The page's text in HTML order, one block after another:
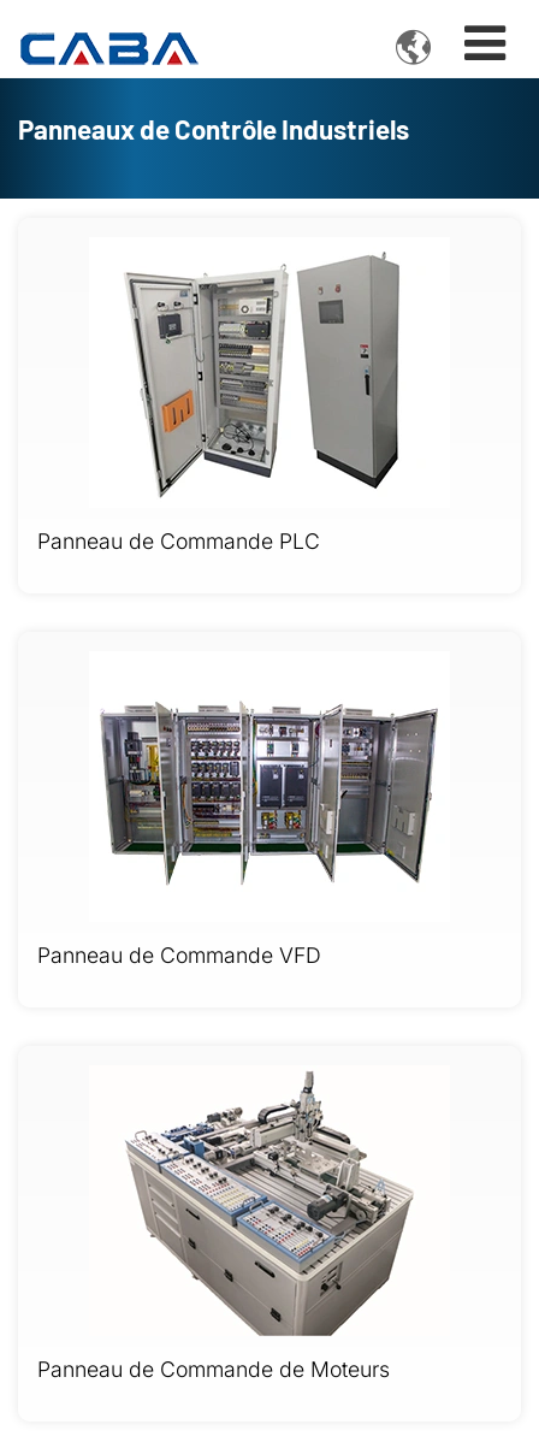

Panneaux de Contrôle Industriels
Panneau de Commande PLC
Panneau de Commande VFD
Panneau de Commande de Moteurs